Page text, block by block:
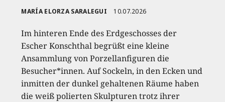
MARÍA ELORZA SARALEGUI 10.07.2026
Im hinteren Ende des Erdgeschosses der
Escher Konschthal begrüßt eine kleine
Ansammlung von Porzellanfiguren die
Besucher*innen. Auf Sockeln, in den Ecken und
inmitten der dunkel gehaltenen Räume haben
die weiß polierten Skulpturen trotz ihrer